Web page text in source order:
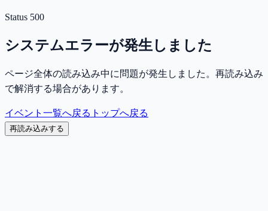
Status 500
システムエラーが発生しました
ページ全体の読み込み中に問題が発生しました。再読み込み
で解消する場合があります。
イベント一覧へ戻る トップへ戻る
再読み込みする